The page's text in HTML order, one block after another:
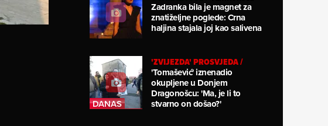
Zadranka bila je magnet za
znatiželjne poglede: Crna
haljina stajala joj kao salivena
'ZVIJEZDA' PROSVJEDA/
'Tomašević' iznenadio
okupljene u Donjem
Dragonošcu: 'Ma, je li to
stvarno on došao?'